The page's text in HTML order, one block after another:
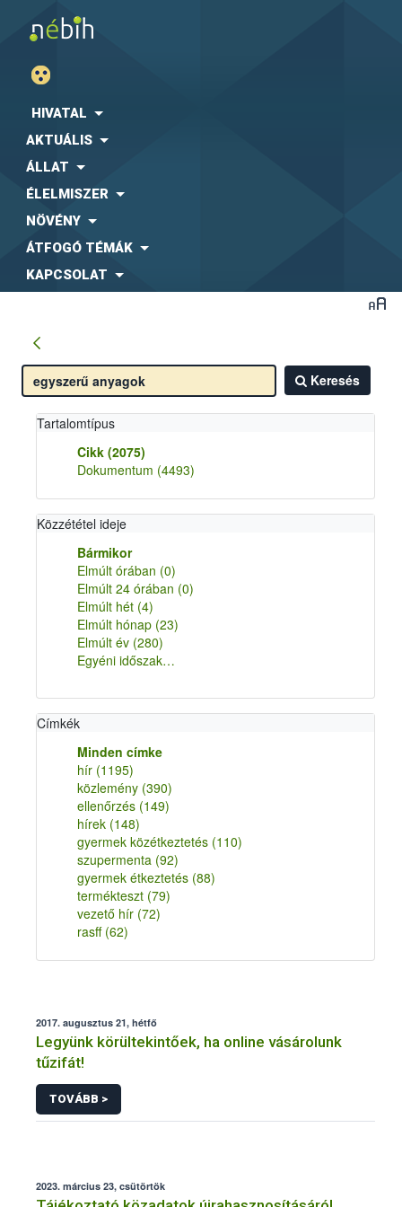
HIVATAL
AKTUÁLIS
ÁLLAT
ÉLELMISZER
NÖVÉNY
ÁTFOGÓ TÉMÁK
KAPCSOLAT
Keresés
Tartalomtípus
Cikk (2075)
Dokumentum (4493)
Közzététel ideje
Bármikor
Elmúlt órában (0)
Elmúlt 24 órában (0)
Elmúlt hét (4)
Elmúlt hónap (23)
Elmúlt év (280)
Egyéni időszak…
Címkék
Minden címke
hír (1195)
közlemény (390)
ellenőrzés (149)
hírek (148)
gyermek közétkeztetés (110)
szupermenta (92)
gyermek étkeztetés (88)
termékteszt (79)
vezető hír (72)
rasff (62)
2017. augusztus 21, hétfő
Legyünk körültekintőek, ha online vásárolunk
tűzifát!
TOVÁBB >
2023. március 23, csütörtök